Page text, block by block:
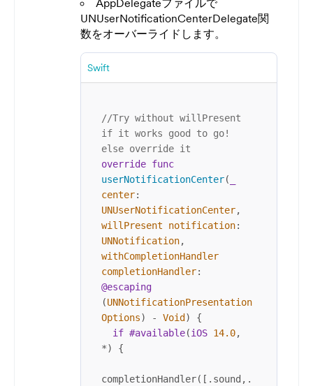
AppDelegateファイルで
UNUserNotificationCenterDelegate関
数をオーバーライドします。
Swift
//Try without willPresent
if it works good to go!
else override it
override func
userNotificationCenter(
center:
UNUserNotificationCenter,
willPresent
notification:
UNNotification,
withCompletionHandler
completionHandler:
@escaping
(UNNotificationPresentation
Options) - Void ) {
if #available(iOS 14.0,
*) {
completionHandler([.sound,.